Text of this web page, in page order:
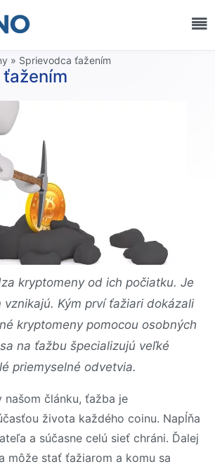
» Sprievodca ťažením
kryptomeny od ich počiatku. Je
Kým prví ťažiari dokázali
kryptomeny pomocou osobných
na ťažbu špecializujú veľké
priemyselné odvetvia.
našom článku, ťažba je
života každého coinu. Napĺňa
a súčasne celú sieť chráni. Ďalej
môže stať ťažiarom a komu sa